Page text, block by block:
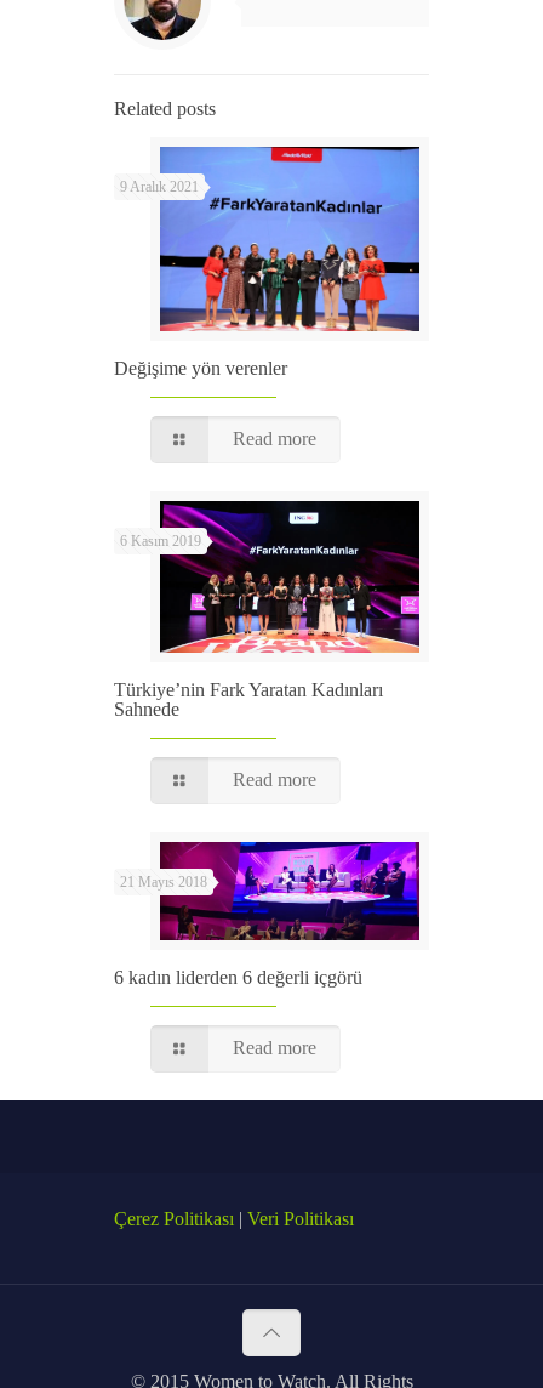
Related posts
9 Aralık 2021
Değişime yön verenler
Read more
6 Kasım 2019
Türkiye’nin Fark Yaratan Kadınları
Sahnede
Read more
21 Mayıs 2018
6 kadın liderden 6 değerli içgörü
Read more
Çerez Politikası | Veri Politikası
© 2015 Women to Watch. All Rights